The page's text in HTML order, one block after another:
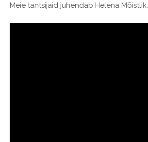
Meie tantsijaid juhendab Helena Mõistlik.